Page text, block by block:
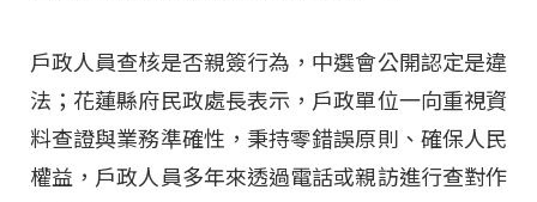
戶政人員查核是否親簽行為，中選會公開認定是違
法；花蓮縣府民政處長表示，戶政單位一向重視資
料查證與業務準確性，秉持零錯誤原則、確保人民
權益，戶政人員多年來透過電話或親訪進行查對作